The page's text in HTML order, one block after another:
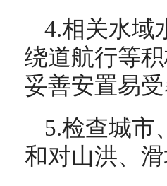
4.相关水域
绕道航行等
妥善安置易
5.检查城市
和对山洪、